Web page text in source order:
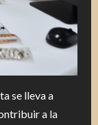
se lleva a
a la